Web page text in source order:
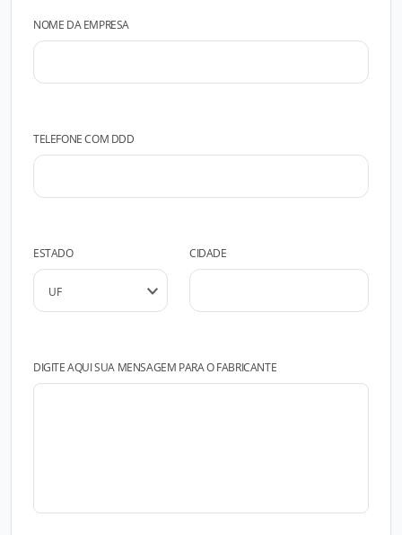
NOME DA EMPRESA
TELEFONE COM DDD
ESTADO CIDADE
DIGITE AQUI SUA MENSAGEM PARA O FABRICANTE